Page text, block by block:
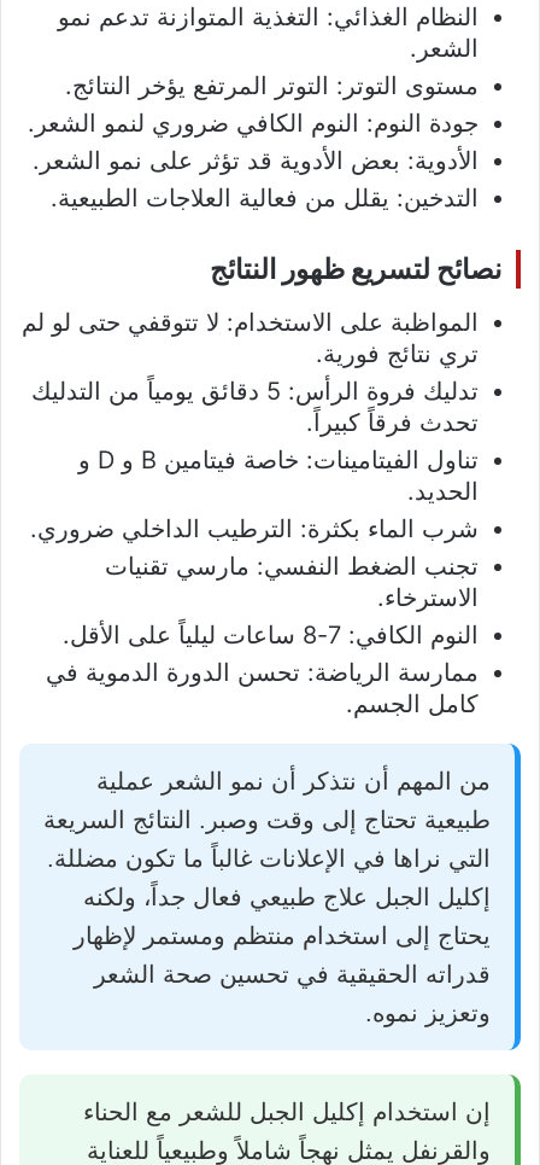
النظام الغذائي: التغذية المتوازنة تدعم نمو
الشعر.
مستوى التوتر: التوتر المرتفع يؤخر النتائج.
جودة النوم: النوم الكافي ضروري لنمو الشعر.
الأدوية: بعض الأدوية قد تؤثر على نمو الشعر.
التدخين: يقلل من فعالية العلاجات الطبيعية.
نصائح لتسريع ظهور النتائج
المواظبة على الاستخدام: لا تتوقفي حتى لو لم
تري نتائج فورية.
تدليك فروة الرأس: 5 دقائق يومياً من التدليك
تحدث فرقاً كبيراً.
تناول الفيتامينات: خاصة فيتامين B و D و
الحديد.
شرب الماء بكثرة: الترطيب الداخلي ضروري.
تجنب الضغط النفسي: مارسي تقنيات
الاسترخاء.
النوم الكافي: 7-8 ساعات ليلياً على الأقل.
ممارسة الرياضة: تحسن الدورة الدموية في
كامل الجسم.
من المهم أن نتذكر أن نمو الشعر عملية
طبيعية تحتاج إلى وقت وصبر. النتائج السريعة
التي نراها في الإعلانات غالباً ما تكون مضللة.
إكليل الجبل علاج طبيعي فعال جداً، ولكنه
يحتاج إلى استخدام منتظم ومستمر لإظهار
قدراته الحقيقية في تحسين صحة الشعر
وتعزيز نموه.
إن استخدام إكليل الجبل للشعر مع الحناء
والقرنفل يمثل نهجاً شاملاً وطبيعياً للعناية